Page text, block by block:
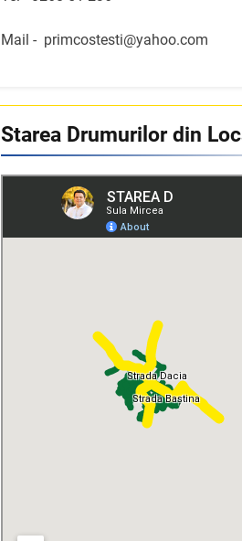
Mail - primcostesti@yahoo.com
Starea Drumurilor din